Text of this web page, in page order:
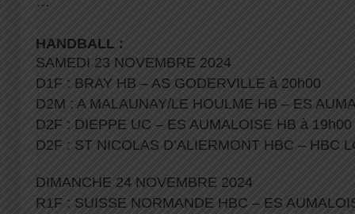
HANDBALL :
SAMEDI 23 NOVEMBRE 2024
D1F : BRAY HB – AS GODERVILLE à 20h00
D2M : A MALAUNAY/LE HOULME HB – ES
D2F : DIEPPE UC – ES AUMALOISE HB à 19h00
D2F : ST NICOLAS D’ALIERMONT HBC – HBC
DIMANCHE 24 NOVEMBRE 2024
R1F : SUISSE NORMANDE HBC – ES